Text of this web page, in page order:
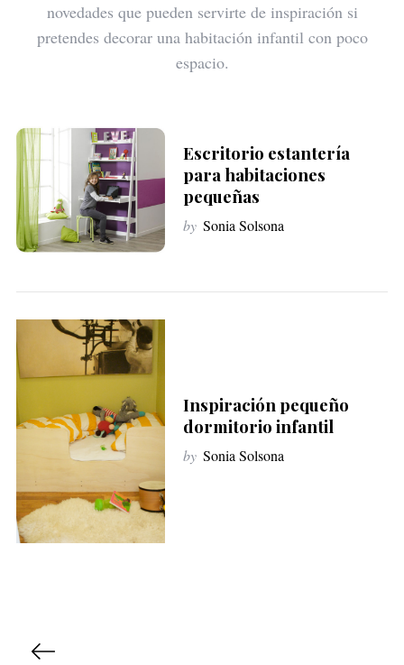
novedades que pueden servirte de inspiración si
pretendes decorar una habitación infantil con poco
espacio.
Escritorio estantería
para habitaciones
pequeñas
by Sonia Solsona
Inspiración pequeño
dormitorio infantil
by Sonia Solsona
a
r
c
r